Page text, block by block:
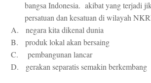
bangsa Indonesia. akibat yang terjadi
persatuan dan kesatuan di wilayah
A. negara kita dikenal dunia
B. produk lokal akan bersaing
C. pembangunan lancar
D. gerakan separatis semakin berkembang